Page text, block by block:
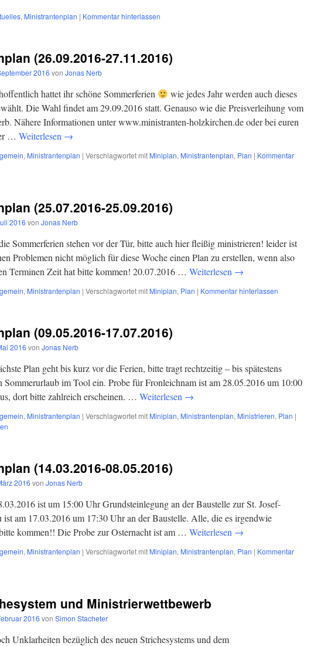
, Ministrantenplan | Kommentar hinterlassen
(26.09.2016-27.11.2016)
2016 von Jonas Nerb
hattet ihr schöne Sommerferien
wie jedes Jahr werden auch dieses
Die Wahl findet am 29.09.2016 statt. Genauso wie die Preisverleihung vom
Nähere Informationen unter www.ministranten-holzkirchen.de oder bei euren
… Weiterlesen →
, Ministrantenplan | Verschlagwortet mit Miniplan, Ministrantenplan, Plan | Kommentar
(25.07.2016-25.09.2016)
2016 von Jonas Nerb
Sommerferien stehen vor der Tür, bitte auch hier fleißig ministrieren! leider ist
Problemen nicht möglich für diese Woche einen Plan zu erstellen, wenn also
Terminen Zeit hat bitte kommen! 20.07.2016 … Weiterlesen →
, Ministrantenplan | Verschlagwortet mit Miniplan, Plan | Kommentar hinterlassen
(09.05.2016-17.07.2016)
2016 von Jonas Nerb
Plan geht bis kurz vor die Ferien, bitte tragt rechtzeitig – bis spätestens
Sommerurlaub im Tool ein. Probe für Fronleichnam ist am 28.05.2016 um 10:00
dort bitte zahlreich erscheinen. … Weiterlesen →
, Ministrantenplan | Verschlagwortet mit Miniplan, Ministrantenplan, Ministrieren, Plan |
(14.03.2016-08.05.2016)
2016 von Jonas Nerb
ist um 15:00 Uhr Grundsteinlegung an der Baustelle zur St. Josef-
ist am 17.03.2016 um 17:30 Uhr an der Baustelle. Alle, die es irgendwie
kommen!! Die Probe zur Osternacht ist am … Weiterlesen →
, Ministrantenplan | Verschlagwortet mit Miniplan, Ministrantenplan, Plan | Kommentar
und Ministrierwettbewerb
2016 von Simon Stacheter
Unklarheiten bezüglich des neuen Strichesystems und dem